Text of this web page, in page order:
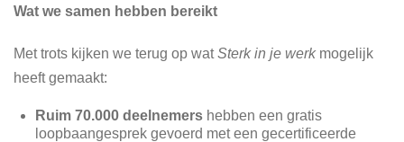
Wat we samen hebben bereikt
Met trots kijken we terug op watSterk in je werkmogelijk
heeft gemaakt:
Ruim 70.000 deelnemers hebben een gratis
loopbaangesprek gevoerd met een gecertificeerde